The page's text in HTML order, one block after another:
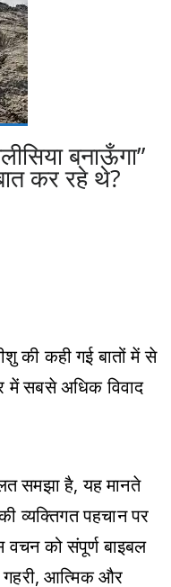
बनाऊँगा”
कर रहे थे?
की कही गई बातों में से
में सबसे अधिक विवाद
समझा है, यह मानते
व्यक्तिगत पहचान पर
को संपूर्ण बाइबल
आत्मिक और